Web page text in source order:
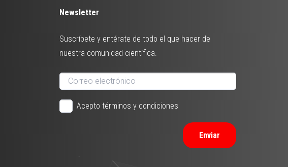
Newsletter
Suscríbete y entérate de todo el que hacer de
nuestra comunidad científica.
Acepto términos y condiciones
Enviar